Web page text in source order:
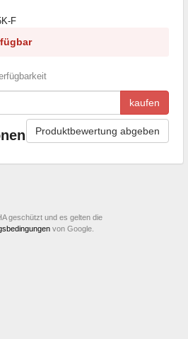
F
kaufen
Produktbewertung abgeben
geschützt und es gelten die
von Google.